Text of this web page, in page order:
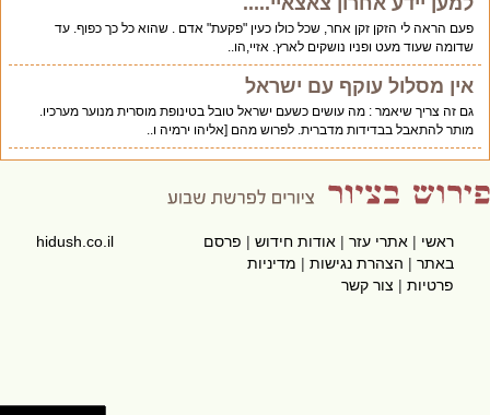
פעם הראה לי הזקן זקן אחר, שכל כולו כעין "פקעת" אדם . שהוא כל כך כפוף. עד
שדומה שעוד מעט ופניו נושקים לארץ. אזיי,הו..
אין מסלול עוקף עם ישראל
גם זה צריך שיאמר : מה עושים כשעם ישראל טובל בטינופת מוסרית מנוער מערכיו.
מותר להתאבל בבדידות מדברית. לפרוש מהם [אליהו ירמיה ו..
ראשי|אתרי עזר|אודות חידוש|פרסם
באתר|הצהרת נגישות|מדיניות
פרטיות|צור קשר
hidush.co.il